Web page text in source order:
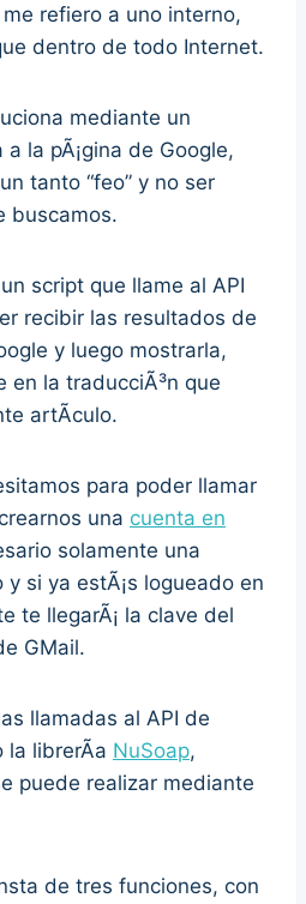
refiero a uno interno,
dentro de todo Internet.
mediante un
la pÃ¡gina de Google,
tanto “feo” y no ser
buscamos.
script que llame al API
recibir las resultados de
y luego mostrarla,
en la traducciÃ³n que
artÃ­culo.
para poder llamar
una cuenta en
solamente una
si ya estÃ¡s logueado en
te llegarÃ¡ la clave del
GMail.
llamadas al API de
la librerÃ­a NuSoap,
puede realizar mediante
de tres funciones, con